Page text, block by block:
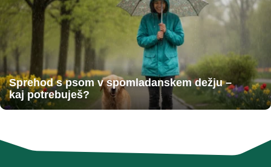
Sprehod s psom v spomladanskem dežju –
kaj potrebuješ?